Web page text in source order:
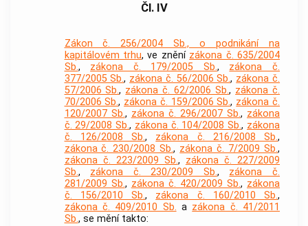
Čl. IV
Zákon č. 256/2004 Sb., o podnikání na
kapitálovém trhu, ve znění zákona č. 635/2004
Sb., zákona č. 179/2005 Sb., zákona č.
377/2005 Sb., zákona č. 56/2006 Sb., zákona č.
57/2006 Sb., zákona č. 62/2006 Sb., zákona č.
70/2006 Sb., zákona č. 159/2006 Sb., zákona č.
120/2007 Sb., zákona č. 296/2007 Sb., zákona
č. 29/2008 Sb., zákona č. 104/2008 Sb., zákona
č. 126/2008 Sb., zákona č. 216/2008 Sb.,
zákona č. 230/2008 Sb., zákona č. 7/2009 Sb.,
zákona č. 223/2009 Sb., zákona č. 227/2009
Sb., zákona č. 230/2009 Sb., zákona č.
281/2009 Sb., zákona č. 420/2009 Sb., zákona
č. 156/2010 Sb., zákona č. 160/2010 Sb.,
zákona č. 409/2010 Sb. a zákona č. 41/2011
Sb., se mění takto: